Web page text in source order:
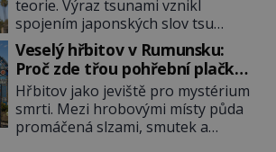
černá. Až díky stovkám let
pečlivého šlechtění se z ní stává
zelenina, bez které si českou
zahradu ani nedokážeme
představit. Její příběh je […]
teorie. Výraz tsunami vznikl
spojením japonských slov tsu
(přístav) a nami (vlna). Jedná se o
dlouhou vlnu, která je na volném
moři takřka nepostřehnutelná.
Ačkoli je vlnová délka tsunami i 300
kilometrů, výška vlny na volném
moři je maximálně 1,5 metru.
Veselý hřbitov v Rumunsku:
Proč zde třou pohřební plačky
bídu s nouzí?
Hřbitov jako jeviště pro mystérium
smrti. Mezi hrobovými místy půda
promáčená slzami, smutek a